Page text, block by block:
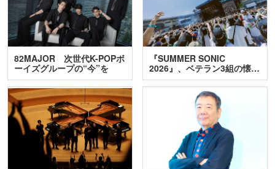
82MAJOR 次世代K-POPボ
ーイズグループの“今”を
訊…
『SUMMER SONIC
2026』、ベテラン3組の懐…